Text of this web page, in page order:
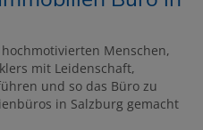
Menschen,
mit Leidenschaft,
und so das Büro zu
in Salzburg gemacht